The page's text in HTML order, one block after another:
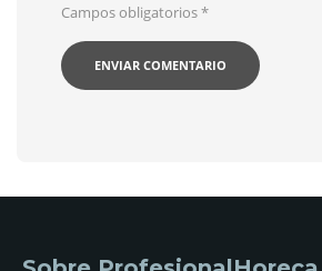
Campos obligatorios*